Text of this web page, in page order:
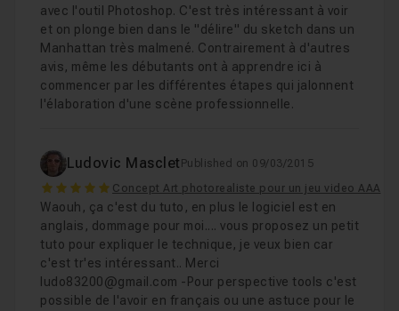
avec l'outil Photoshop. C'est très intéressant à voir
et on plonge bien dans le "délire" du sketch dans un
Manhattan très malmené. Contrairement à d'autres
avis, même les débutants ont à apprendre ici à
commencer par les différentes étapes qui jalonnent
l'élaboration d'une scène professionnelle.
Ludovic Masclet Published on 09/03/2015
5 Concept Art photorealiste pour un jeu video AAA
Waouh, ça c'est du tuto, en plus le logiciel est en
anglais, dommage pour moi.... vous proposez un petit
tuto pour expliquer le technique, je veux bien car
c'est tr'es intéressant.. Merci
ludo83200@gmail.com -Pour perspective tools c'est
possible de l'avoir en français ou une astuce pour le